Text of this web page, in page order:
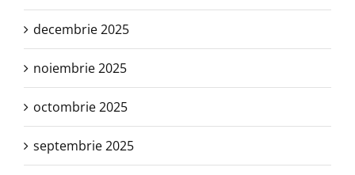
decembrie 2025
noiembrie 2025
octombrie 2025
septembrie 2025